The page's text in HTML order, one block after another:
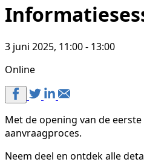
3 juni 2025, 11:00 - 13:00
Online
Met de opening van de
aanvraagproces.
Neem deel en ontdek alle